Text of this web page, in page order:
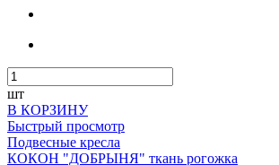
шт
В КОРЗИНУ
Быстрый просмотр
Подвесные кресла
КОКОН "ДОБРЫНЯ" ткань рогожка